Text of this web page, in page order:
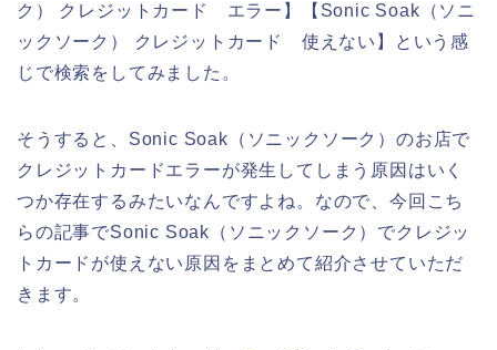
ク） クレジットカード エラー】【Sonic Soak（ソニ
ックソーク） クレジットカード 使えない】という感
じで検索をしてみました。
そうすると、Sonic Soak（ソニックソーク）のお店で
クレジットカードエラーが発生してしまう原因はいく
つか存在するみたいなんですよね。なので、今回こち
らの記事でSonic Soak（ソニックソーク）でクレジッ
トカードが使えない原因をまとめて紹介させていただ
きます。